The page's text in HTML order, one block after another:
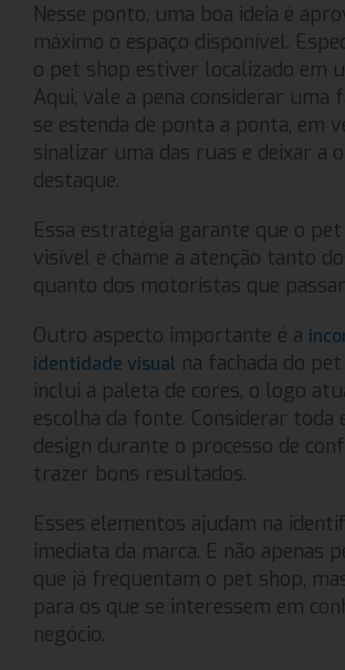
Nesse ponto, uma boa ideia é
máximo o espaço disponível.
o pet shop estiver localizado em
Aqui, vale a pena considerar uma
se estenda de ponta a ponta, em
sinalizar uma das ruas e deixar a
destaque.
Essa estratégia garante que o pet
visível e chame a atenção tanto
quanto dos motoristas que
Outro aspecto importante é a
identidade visual na fachada do
inclui a paleta de cores, o logo
escolha da fonte. Considerar toda
design durante o processo de
trazer bons resultados.
Esses elementos ajudam na
imediata da marca. E não apenas
que já frequentam o pet shop,
para os que se interessem em
negócio.